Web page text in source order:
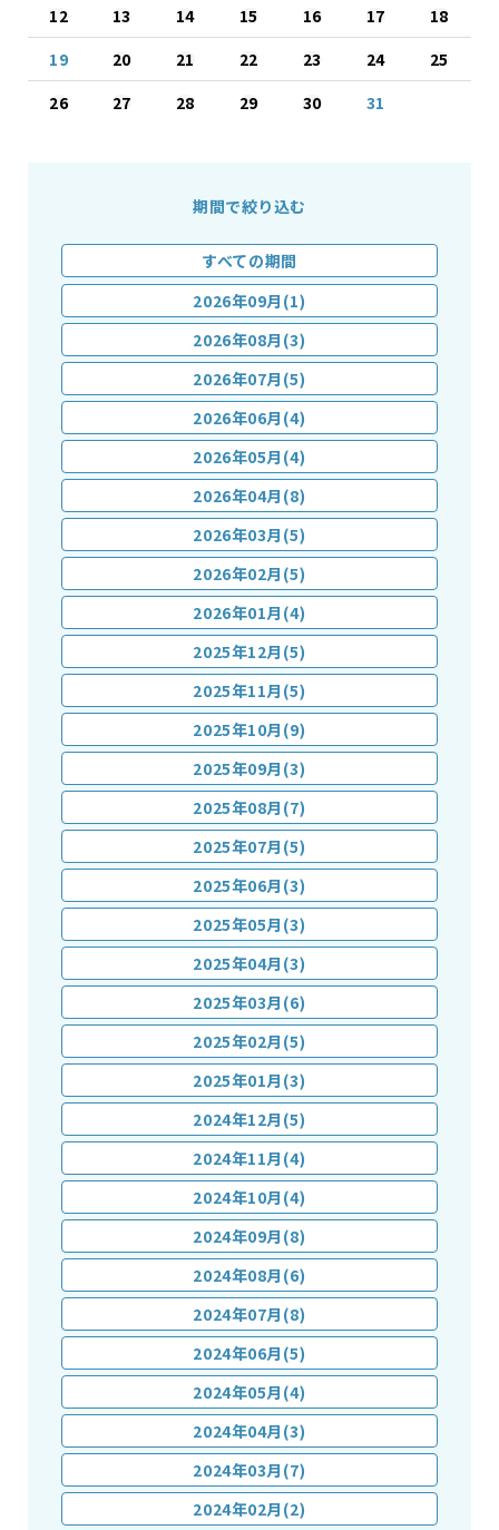
12
13 14 15 16 17
18
19
20 21 22 23 24
25
26
27 28 29 30 31
期間で絞り込む
すべての期間
2026年09月(1)
2026年08月(3)
2026年07月(5)
2026年06月(4)
2026年05月(4)
2026年04月(8)
2026年03月(5)
2026年02月(5)
2026年01月(4)
2025年12月(5)
2025年11月(5)
2025年10月(9)
2025年09月(3)
2025年08月(7)
2025年07月(5)
2025年06月(3)
2025年05月(3)
2025年04月(3)
2025年03月(6)
2025年02月(5)
2025年01月(3)
2024年12月(5)
2024年11月(4)
2024年10月(4)
2024年09月(8)
2024年08月(6)
2024年07月(8)
2024年06月(5)
2024年05月(4)
2024年04月(3)
2024年03月(7)
2024年02月(2)